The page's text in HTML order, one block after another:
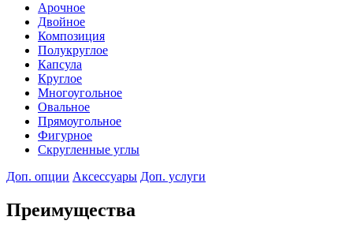
Арочное
Двойное
Композиция
Полукруглое
Капсула
Круглое
Многоугольное
Овальное
Прямоугольное
Фигурное
Скругленные углы
Доп. опции Аксессуары Доп. услуги
Преимущества